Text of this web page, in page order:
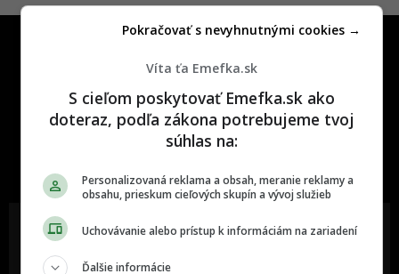
One time najzábavnejšie miesto na
slovenskom internete, next time
Oslov reklamou viac ako milión
Víta ťa Emefka.sk
S cieľom poskytovať Emefka.sk ako
doteraz, podľa zákona potrebujeme tvoj
súhlas na:
Personalizovaná reklama a obsah, meranie reklamy a
obsahu, prieskum cieľových skupín a vývoj služieb
Uchovávanie alebo prístup k informáciám na zariadení
Ďalšie informácie
Pokračovať s nevyhnutnými cookies →